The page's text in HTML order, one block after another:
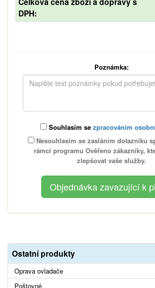
DPH:
Poznámka:
Souhlasím se zpracováním
Nesouhlasím se zasláním dotazníku
rámci programu Ověřeno zákazníky,
zlepšovat vaše služby.
Ostatní produkty
Oprava ovladače
Poštovné